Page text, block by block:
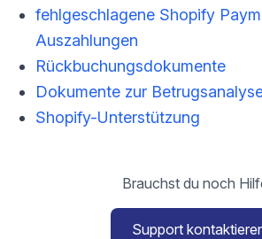
fehlgeschlagene Shopify
Auszahlungen
Rückbuchungsdokumente
Dokumente zur
Shopify-Unterstützung
Brauchst du noch
Support